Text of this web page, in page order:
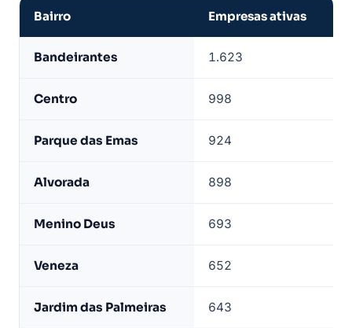
Verde
bairro
base
Bairro Empresas ativas
Bandeirantes 1.623
Centro 998
Parque das Emas 924
Alvorada 898
Menino Deus 693
Veneza 652
Jardim das Palmeiras 643